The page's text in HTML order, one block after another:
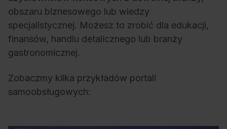
obszaru biznesowego lub wiedzy
specjalistycznej. Możesz to zrobić dla edukacji,
finansów, handlu detalicznego lub branży
gastronomicznej.
Zobaczmy kilka przykładów portali
samoobsługowych: